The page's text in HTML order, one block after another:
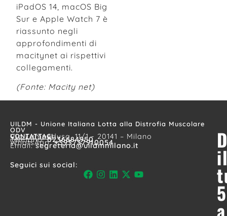
iPadOS 14, macOS Big
Sur e Apple Watch 7 è
riassunto negli
approfondimenti di
macitynet ai rispettivi
collegamenti.
(Fonte: Macity net)
UILDM - Unione Italiana Lotta alla Distrofia Muscolare
ODV
CONTATTACI
Via Lampedusa, 11/1 - 20141 – Milano
Telefono:0236684950
WhatsApp:+393737910054
Email:segreteria@uildmmilano.it
Seguici sui social:
a